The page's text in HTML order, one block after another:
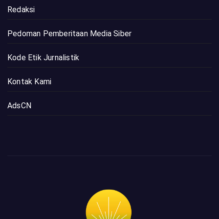
Redaksi
Pedoman Pemberitaan Media Siber
Kode Etik Jurnalistik
Kontak Kami
AdsCN